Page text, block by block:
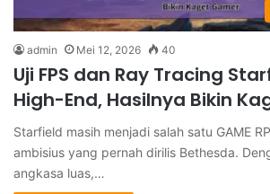
admin Mei 12, 2026 40
Uji FPS dan Ray Tracing
High-End, Hasilnya Bikin
Starfield masih menjadi salah satu GAME
ambisius yang pernah dirilis Bethesda.
angkasa luas,…